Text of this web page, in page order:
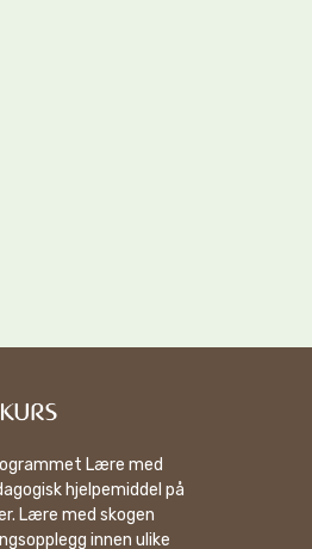
Lære med
hjelpemiddel på
Lære med skogen
innen ulike